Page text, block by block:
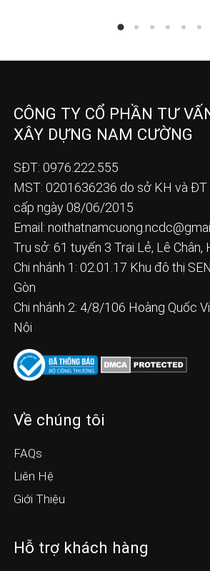
CÔNG TY CỔ PHẦN TƯ
XÂY DỰNG NAM CƯỜNG
SĐT: 0976.222.555
MST: 0201636236 do sở KH và ĐT
cấp ngày 08/06/2015
Email:
Trụ sở: 61 tuyến 3 Trại Lẻ, Lê Chân,
Chi nhánh 1: 02.01.17 Khu đô thị
Gòn
Chi nhánh 2: 4/8/106 Hoàng Quốc
Nội
Về chúng tôi
FAQs
Liên Hệ
Giới Thiệu
Hỗ trợ khách hàng